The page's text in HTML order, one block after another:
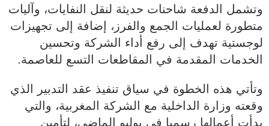
وتشمل الدفعة شاحنات حديثة لنقل النفايات، وآليات
متطورة لعمليات الجمع والفرز، إضافة إلى تجهيزات
لوجستية تهدف إلى رفع أداء الشركة وتحسين
الخدمات المقدمة في المقاطعات التسع للعاصمة.
وتأتي هذه الخطوة في سياق تنفيذ عقد التدبير الذي
وقعته وزارة الداخلية مع الشركة المغربية، والتي
بدأت أعمالها رسميا في يوليو الماضي، لتأمين